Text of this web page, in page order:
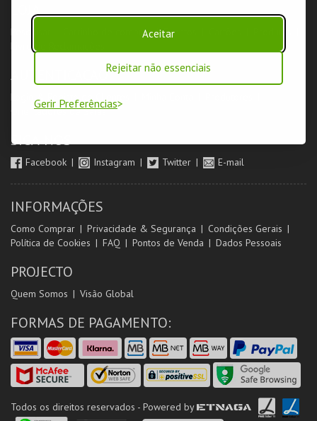
Aceitar
Rejeitar não essenciais
Gerir Preferências
LOJA
Pesquisar Carrinho de compras Eventos
Livro de Reclamações
AUTENTICAÇÃO
Login & Registo de Clientes
Orientadores de Salas
SIGA-NOS
Facebook Instagram Twitter E-mail
INFORMAÇÕES
Como Comprar Privacidade & Segurança
Condições Gerais
Política de Cookies
FAQ Pontos de Venda Dados Pessoais
PROJECTO
Quem Somos Visão Global
FORMAS DE PAGAMENTO:
Todos os direitos reservados - Powered by ETNAGA